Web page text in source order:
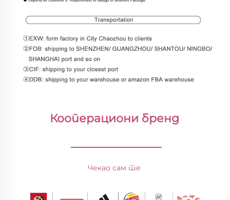
Кооперациони бренд
________________
Чекао сам те